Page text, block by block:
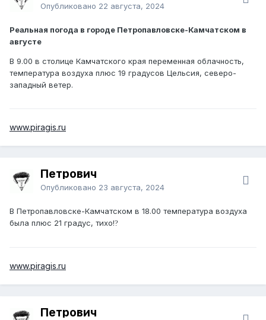
Опубликовано 22 августа, 2024
Реальная погода в городе Петропавловске-Камчатском в
августе
В 9.00 в столице Камчатского края переменная облачность,
температура воздуха плюс 19 градусов Цельсия, северо-
западный ветер.
www.piragis.ru
Петрович
Опубликовано 23 августа, 2024
В Петропавловске-Камчатском в 18.00 температура воздуха
была плюс 21 градус, тихо!?️
www.piragis.ru
Петрович